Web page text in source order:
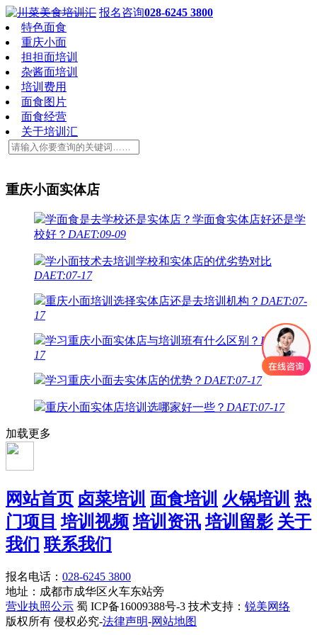
报名咨询028-6245 3800
特色面食
重庆小面
担担面培训
杂酱面培训
培训费用
面食图片
面食经营
关于培训汇
重庆小面实体店
学面食是去学校还是实体店？学面食实体店好还是学
校好？ DAET:09-09
学小面技术去培训学校和实体店的优劣势对比
DAET:07-17
重庆小面培训选择实体店还是去培训机构？ DAET:07-
17
学习重庆小面实体店与培训班有什么区别？ DAET:07-
17
学习重庆小面去实体店的优势？ DAET:07-17
重庆小面实体店培训选哪家好一些？ DAET:07-17
加载更多
网站首页 卤菜培训 面食培训 火锅培训 热
门项目 培训视频 培训资讯 培训留影 关于
我们 联系我们
报名电话： 028-6245 3800
地址：成都市成华区火车东站旁
营业执照公示 蜀 ICP备16009388号-3 技术支持： 锐美网络
版权所有 侵权必究-法律声明-网站地图